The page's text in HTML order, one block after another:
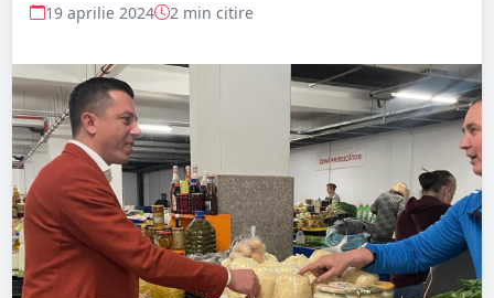
19 aprilie 2024 2 min citire